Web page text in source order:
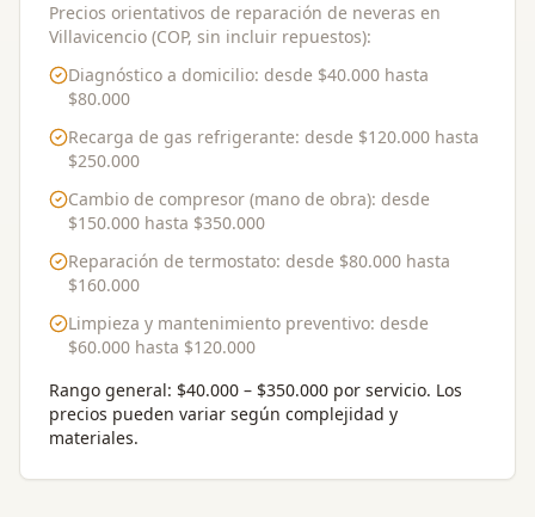
Precios orientativos de reparación de neveras en
Villavicencio (COP, sin incluir repuestos):
Diagnóstico a domicilio: desde $40.000 hasta
$80.000
Recarga de gas refrigerante: desde $120.000 hasta
$250.000
Cambio de compresor (mano de obra): desde
$150.000 hasta $350.000
Reparación de termostato: desde $80.000 hasta
$160.000
Limpieza y mantenimiento preventivo: desde
$60.000 hasta $120.000
Rango general: $40.000 – $350.000 por servicio. Los
precios pueden variar según complejidad y
materiales.